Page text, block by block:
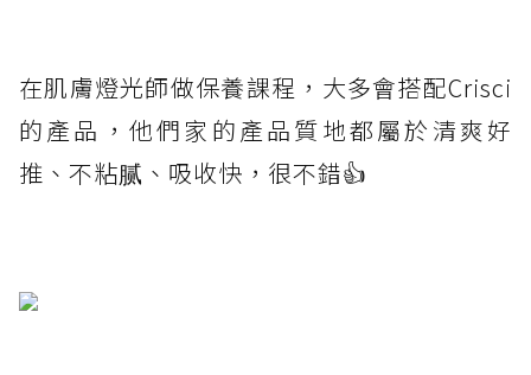
在肌膚燈光師做保養課程，大多會搭配Crisci
的產品，他們家的產品質地都屬於清爽好
推、不粘腻、吸收快，很不錯👍